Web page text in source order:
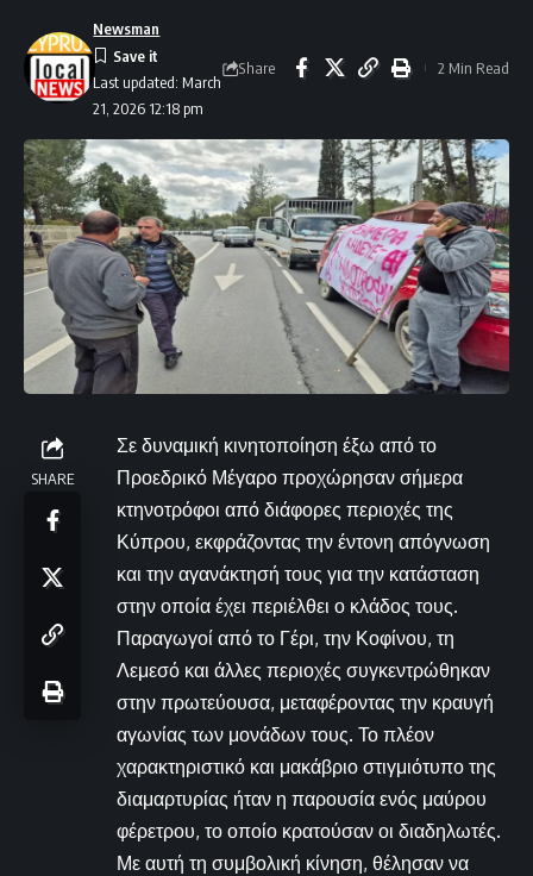
Last updated: March
21, 2026 12:18 pm
Newsman
Share 2 Min Read
SHARE
Σε δυναμική κινητοποίηση έξω από το
Προεδρικό Μέγαρο προχώρησαν σήμερα
κτηνοτρόφοι από διάφορες περιοχές της
Κύπρου, εκφράζοντας την έντονη απόγνωση
και την αγανάκτησή τους για την κατάσταση
στην οποία έχει περιέλθει ο κλάδος τους.
Παραγωγοί από το Γέρι, την Κοφίνου, τη
Λεμεσό και άλλες περιοχές συγκεντρώθηκαν
στην πρωτεύουσα, μεταφέροντας την κραυγή
αγωνίας των μονάδων τους. Το πλέον
χαρακτηριστικό και μακάβριο στιγμιότυπο της
διαμαρτυρίας ήταν η παρουσία ενός μαύρου
φέρετρου, το οποίο κρατούσαν οι διαδηλωτές.
Με αυτή τη συμβολική κίνηση, θέλησαν να